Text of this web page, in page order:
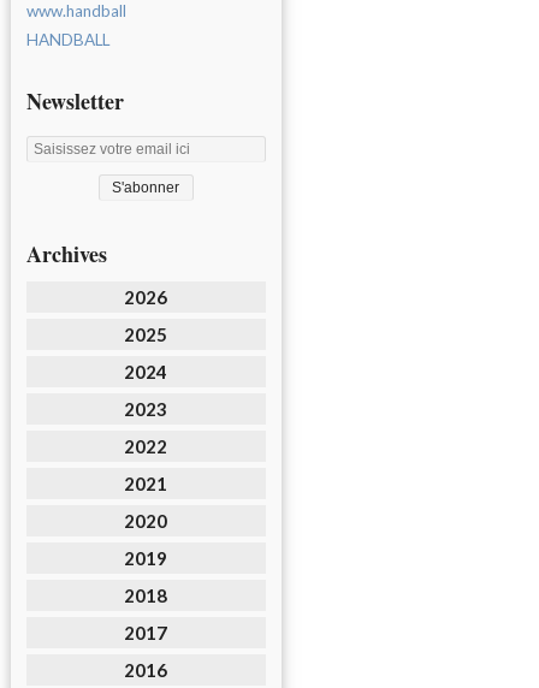
www.handball
HANDBALL
Newsletter
Archives
2026
2025
2024
2023
2022
2021
2020
2019
2018
2017
2016